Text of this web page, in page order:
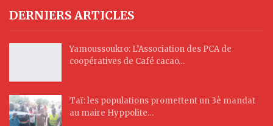
DERNIERS ARTICLES
Yamoussoukro: L’Association des PCA de
coopératives de Café cacao…
Taï: les populations promettent un 3è mandat
au maire Hyppolite…